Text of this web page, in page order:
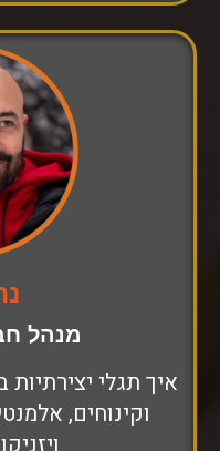
מנהל
איך תגלי
וקינוחים,